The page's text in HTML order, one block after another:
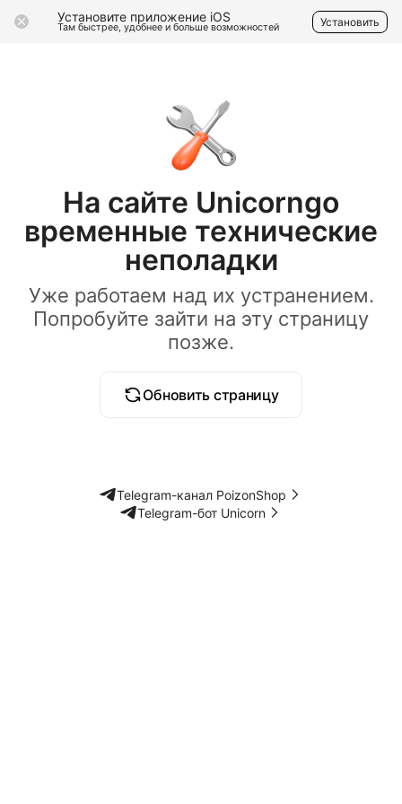
Установите приложение iOS
Там быстрее, удобнее и больше возможностей Установить
На сайте Unicorngo
временные технические
неполадки
Уже работаем над их устранением.
Попробуйте зайти на эту страницу
позже.
Обновить страницу
Telegram-канал PoizonShop
Telegram-бот Unicorn